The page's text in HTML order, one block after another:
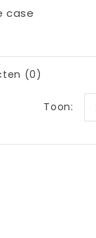
case
(0)
Toon: